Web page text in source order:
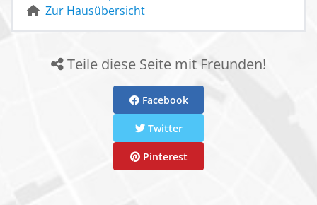
Zur Hausübersicht
Teile diese Seite mit Freunden!
Facebook
Twitter
Pinterest